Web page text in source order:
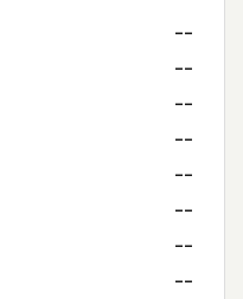
--
--
--
--
--
--
--
--